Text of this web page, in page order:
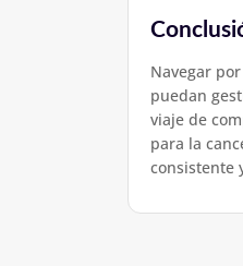
Navegar
puedan
viaje de
para la
consistente